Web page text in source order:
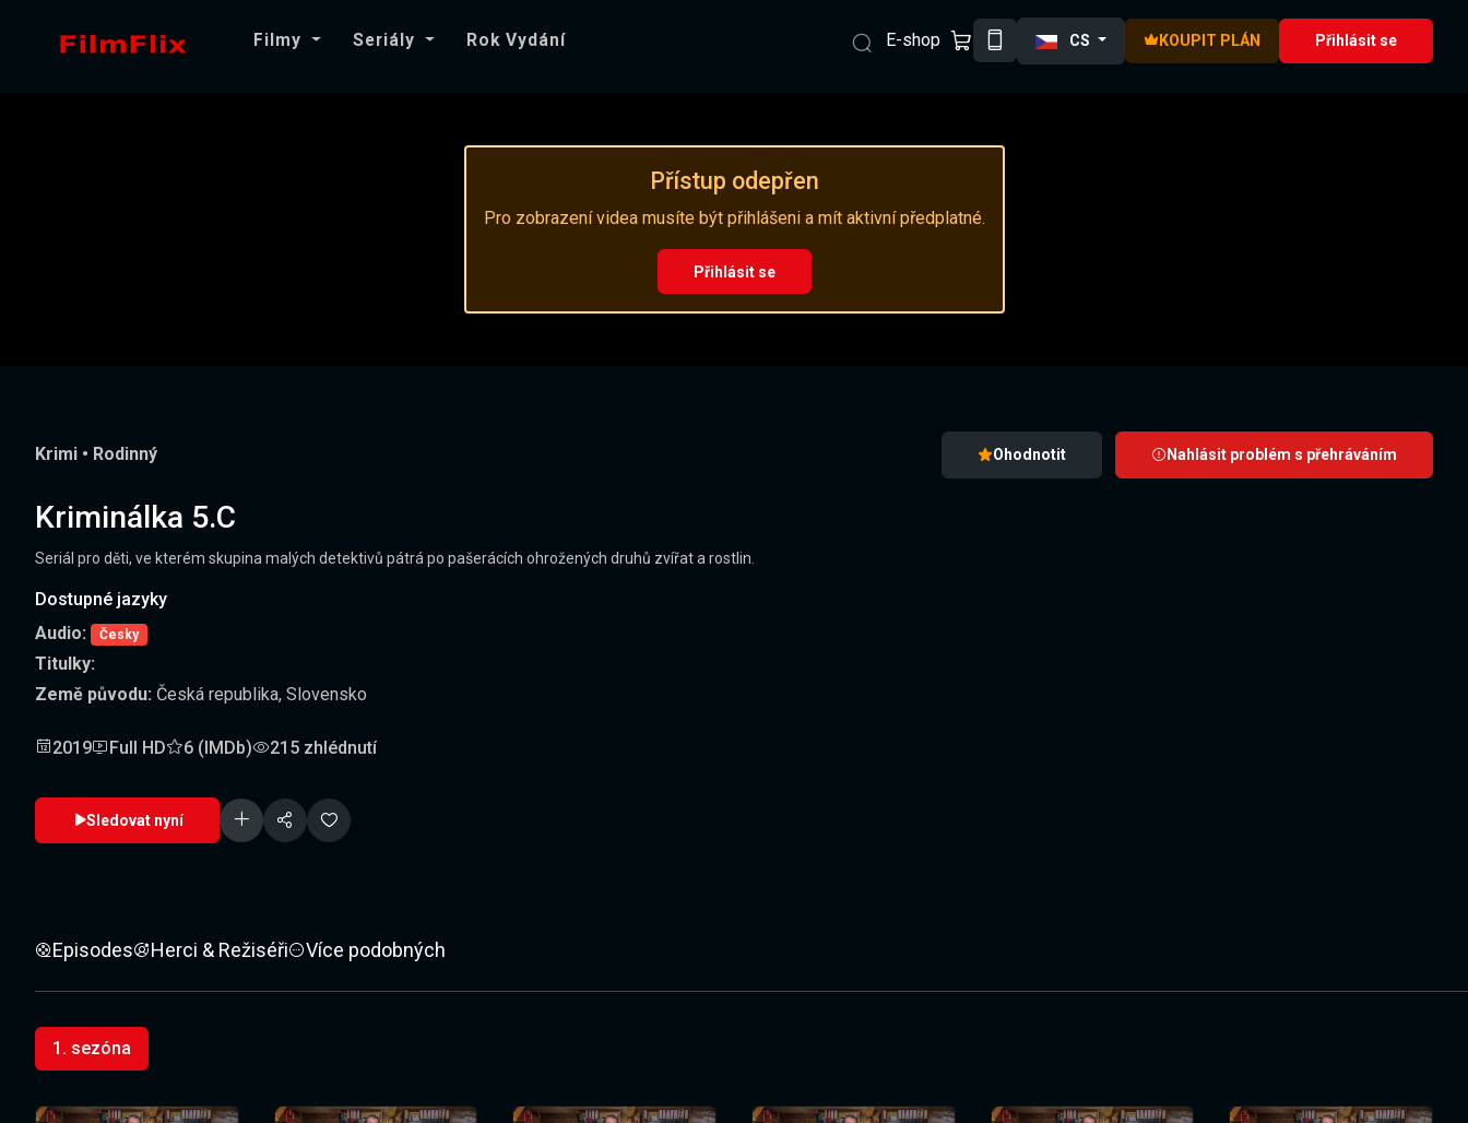
Filmy Seriály Rok Vydání E-shop CS KOUPIT PLÁN Přihlásit se
Přístup odepřen
Pro zobrazení videa musíte být přihlášeni a mít aktivní předplatné.
Přihlásit se
Krimi • Rodinný Ohodnotit Nahlásit problém s přehráváním
Kriminálka 5.C
Seriál pro děti, ve kterém skupina malých detektivů pátrá po pašerácích ohrožených druhů zvířat a rostlin.
Dostupné jazyky
Audio:
Česky
Titulky:
Země původu: Česká republika, Slovensko
2019 Full HD 6 (IMDb) 215 zhlédnutí
Sledovat nyní
Episodes Herci & Režiséři Více podobných
1. sezóna